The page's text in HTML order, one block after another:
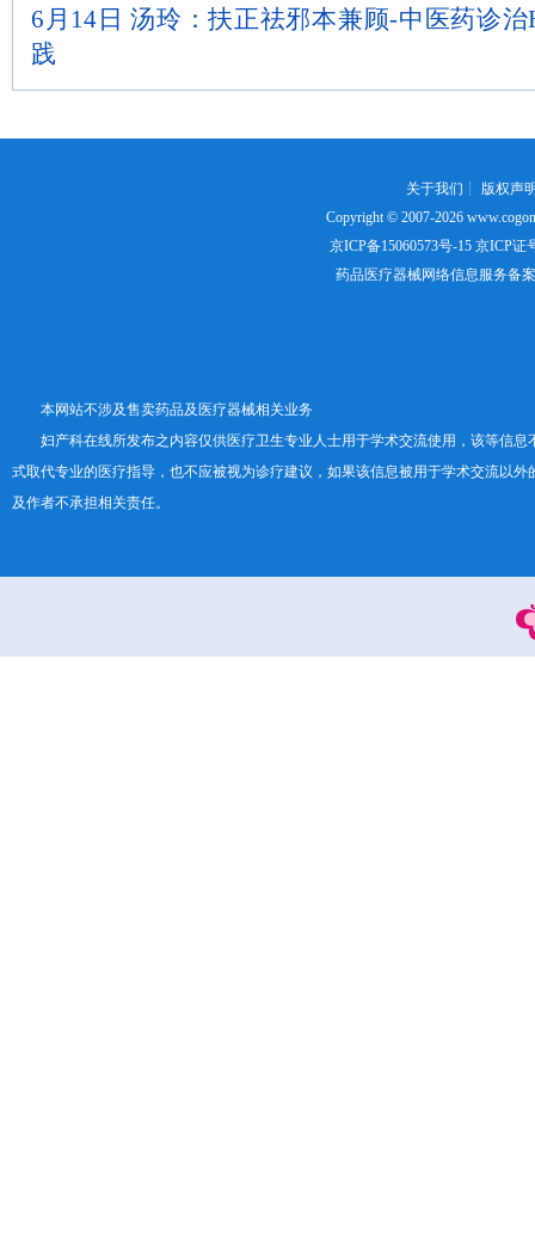
6月14日 汤玲：扶正祛邪本兼顾-中医药诊
践
关于我们 ┊ 版权声
Copyright © 2007-2026
京ICP备15060573号-15京ICP证
药品医疗器械网络信息服务备
本网站不涉及售卖药品及医疗器械相关业务
妇产科在线所发布之内容仅供医疗卫生专业人士用于学术交流使用，该等信息
式取代专业的医疗指导，也不应被视为诊疗建议，如果该信息被用于学术交流以外
及作者不承担相关责任。